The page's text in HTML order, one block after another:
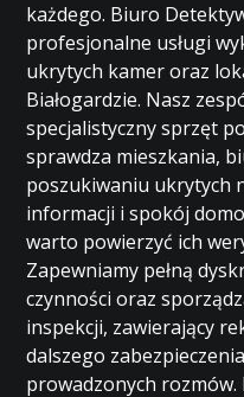
każdego. Biuro
profesjonalne usługi
ukrytych kamer oraz
Białogardzie. Nasz
specjalistyczny sprzęt
sprawdza mieszkania,
poszukiwaniu ukrytych
informacji i spokój
warto powierzyć ich
Zapewniamy pełną
czynności oraz
inspekcji, zawierający
dalszego
prowadzonych